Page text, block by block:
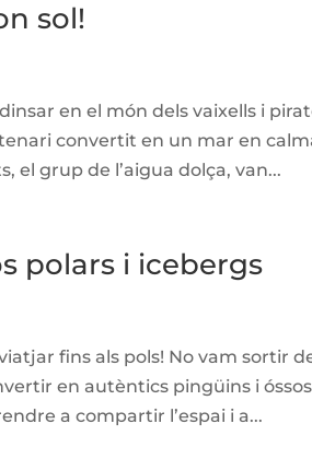
sol!
en el món dels vaixells i
convertit en un mar en
el grup de l’aigua dolça, van...
polars i icebergs
fins als pols! No vam sortir
en autèntics pingüins i
a compartir l’espai i a...